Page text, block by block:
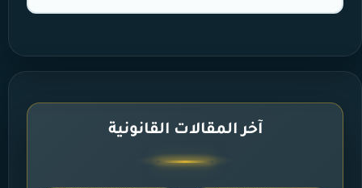
آخر المقالات القانونية